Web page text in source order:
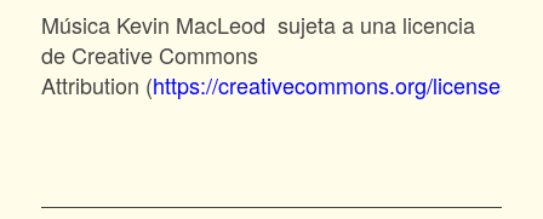
Música Kevin MacLeod sujeta a una licencia
de Creative Commons
Attribution (https://creativecommons.org/licenses/